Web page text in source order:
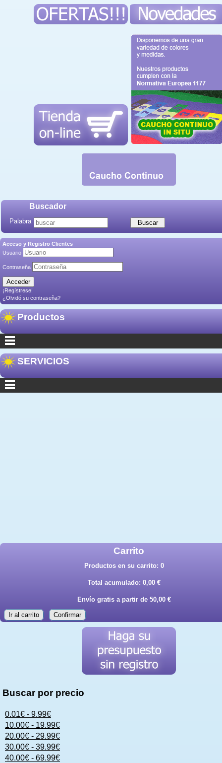
Buscador
Palabra
Acceso y Registro Clientes
Usuario
Contraseña
¡Regístrese!
¿Olvidó su contraseña?
Productos
SERVICIOS
Carrito
Productos en su carrito: 0
Total acumulado: 0,00 €
Envío gratis a partir de 50,00 €
Ir al carrito Confirmar
Buscar por precio
0.01€ - 9.99€
10.00€ - 19.99€
20.00€ - 29.99€
30.00€ - 39.99€
40.00€ - 69.99€